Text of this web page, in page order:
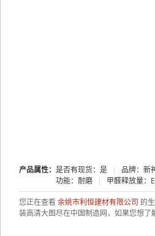
产品属性： 是否有现货：是 | 品牌：新
功能：耐磨
| 甲醛释放量：
您正在查看余姚市利恒建材有限公司 的
装高清大图尽在中国制造网，如果您想了